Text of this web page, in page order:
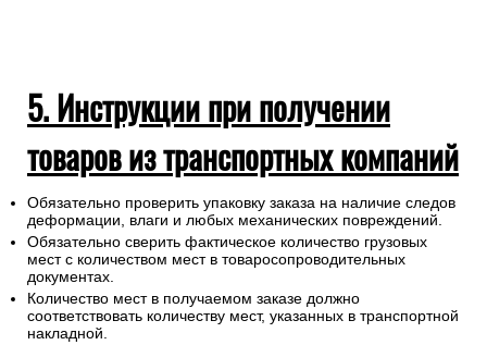
5. Инструкции при получении
товаров из транспортных компаний
Обязательно проверить упаковку заказа на наличие следов
деформации, влаги и любых механических повреждений.
Обязательно сверить фактическое количество грузовых
мест с количеством мест в товаросопроводительных
документах.
Количество мест в получаемом заказе должно
соответствовать количеству мест, указанных в транспортной
накладной.